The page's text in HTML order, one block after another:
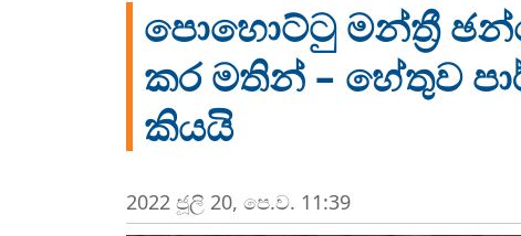
පොහොට්ටු මන්ත්‍රී
කර මතින් – හේතුව
කියයි
2022 ජූලි 20, පෙ.ව. 11:39